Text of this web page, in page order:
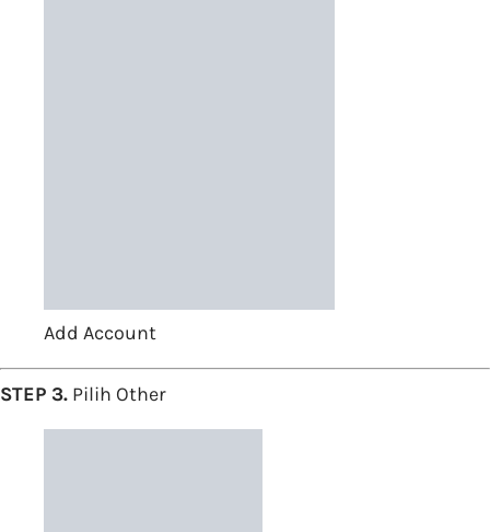
Add Account
STEP 3. Pilih Other